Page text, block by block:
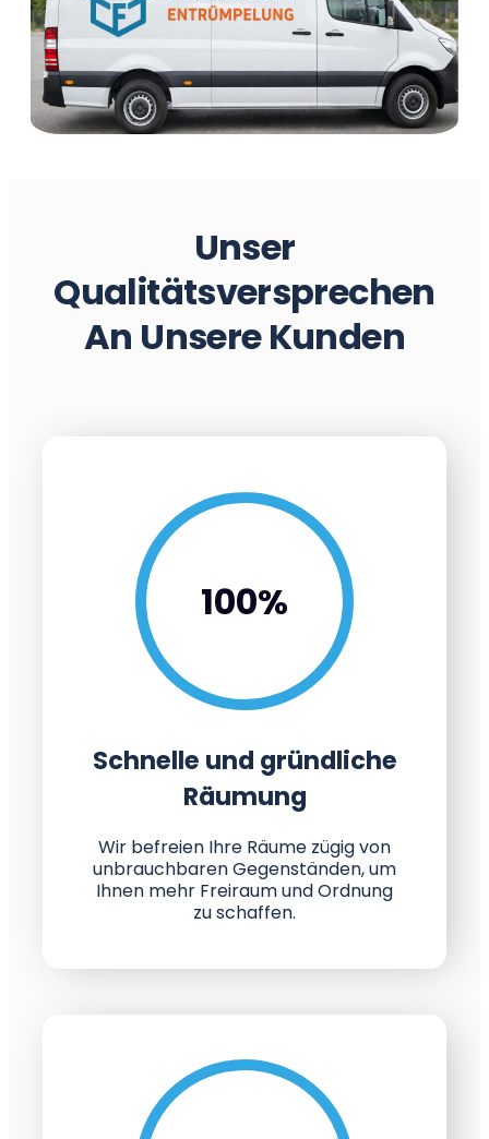
Unser
Qualitätsversprechen
An Unsere Kunden
100%
Schnelle und gründliche
Räumung
Wir befreien Ihre Räume zügig von
unbrauchbaren Gegenständen, um
Ihnen mehr Freiraum und Ordnung
zu schaffen.